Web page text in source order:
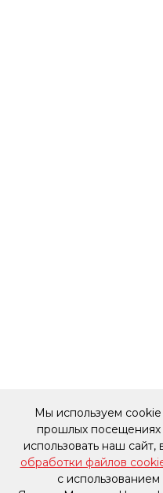
Мы используем
прошлых
использовать наш сайт,
обработки файлов
с